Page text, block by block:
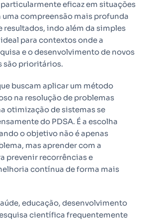
particularmente eficaz em situações
uma compreensão mais profunda
resultados, indo além da simples
para contextos onde a
e o desenvolvimento de novos
são prioritários.
buscam aplicar um método
na resolução de problemas
otimização de sistemas se
do PDSA. É a escolha
o objetivo não é apenas
mas aprender com a
prevenir recorrências e
contínua de forma mais
educação, desenvolvimento
científica frequentemente